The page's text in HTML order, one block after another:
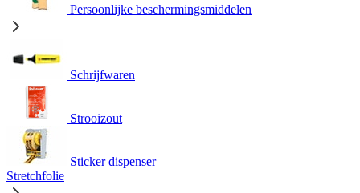
Persoonlijke beschermingsmiddelen
Schrijfwaren
Strooizout
Sticker dispenser
Stretchfolie